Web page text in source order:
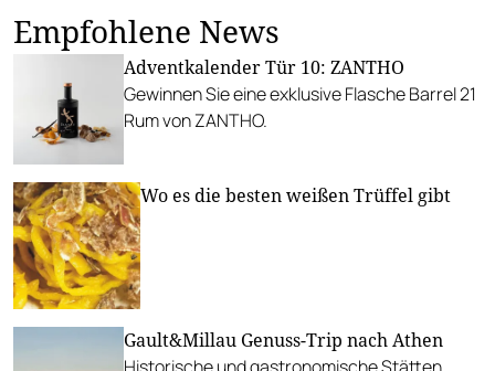
Empfohlene News
Adventkalender Tür 10: ZANTHO
Gewinnen Sie eine exklusive Flasche Barrel 21
Rum von ZANTHO.
Wo es die besten weißen Trüffel gibt
Gault&Millau Genuss-Trip nach Athen